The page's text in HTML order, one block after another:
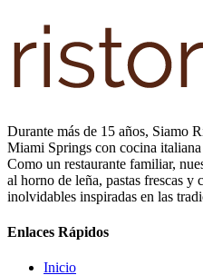
Durante más de 15 años, Siamo
Miami Springs con cocina italiana
Como un restaurante familiar,
al horno de leña, pastas frescas y
inolvidables inspiradas en las
Enlaces Rápidos
Inicio